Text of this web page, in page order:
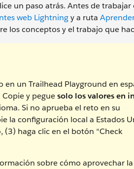
un paso atrás. Antes de trabajar
web Lightningy a ruta
los conceptos y el trabajo que
en un Trailhead Playground en
y peguesolo los valores en
Si no aprueba el reto en su
la configuración local a Estados
(3) haga clic en el botón “Check
sobre cómo aprovechar la